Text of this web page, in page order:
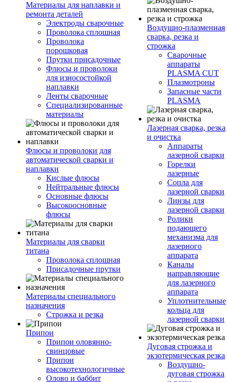
Материалы для наплавки и
ремонта деталей
Электроды сварочные
Проволока сплошная
Проволока
порошковая
Прутки присадочные
Флюсы и проволоки
для износостойкой
наплавки
Ленты сварочные
Специализированные
материалы
Флюсы и проволоки для
автоматической сварки и
наплавки
Кислые флюсы
Нейтральные флюсы
Основные флюсы
Высокоосновные
флюсы
Материалы для сварки
титана
Проволока сплошная
Присадочные прутки
Материалы специального
назначения
Строжка и резка
Припои
Припои оловянно-
свинцовые
Припои
высокотехнологичные
Олово и баббит
Воздушно-плазменная
сварка, резка и
строжка
Сварочные
аппараты
PLASMA CUT
Плазмотроны
Запасные части
PLASMA
Лазерная сварка, резка
и очистка
Аппараты
лазерной сварки
Горелки
лазерные
Сопла для
лазерной сварки
Линзы для
лазерной сварки
Ролики
подающего
механизма для
лазерного
аппарата
Каналы
направляющие
для лазерного
аппарата
Уплотнительные
кольца для
лазерной сварки
Дуговая строжка и
экзотермическая резка
Воздушно-
дуговая строжка